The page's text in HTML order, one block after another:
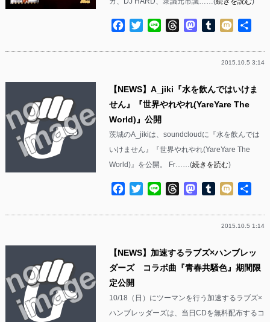
Facebook
TwitterLine ThreadsMastodon
Tumblr
Mixi
2015.10.5 3:14
【NEWS】A_jiki『水を飲んではいけま
せん』『世界やれやれ(YareYare The
World)』公開
茨城のA_jikiは、soundcloudに『水を飲んでは
いけません』『世界やれやれ(YareYare The
World)』を公開。 Fr……(続きを読む)
Facebook
TwitterLine ThreadsMastodon
Tumblr
Mixi
2015.10.5 1:14
【NEWS】加速するラブズ×ハンブレッ
ダーズ コラボ曲『青春共騒色』期間限
定公開
10/18（日）にツーマンを行う加速するラブズ×
ハンブレッダーズは、当日CDを無料配布するコ